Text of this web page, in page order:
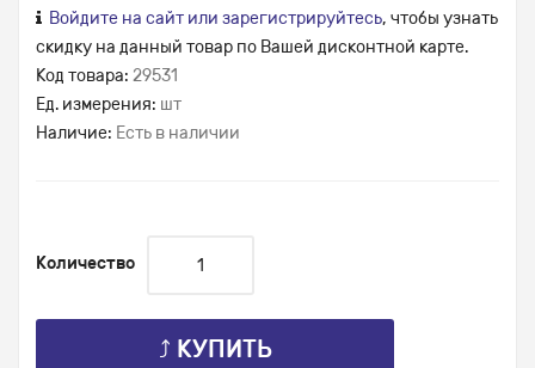
Войдите на сайт или зарегистрируйтесь, чтобы узнать
скидку на данный товар по Вашей дисконтной карте.
Код товара: 29531
Ед. измерения: шт
Наличие: Есть в наличии
Количество
⤴ КУПИТЬ